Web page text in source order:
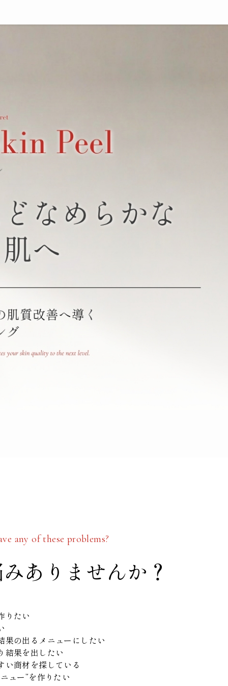
any of these problems?
ありませんか？
りたい
果の出るメニューにしたい
結果を出したい
い商材を探している
ュー”を作りたい